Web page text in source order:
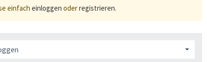
einfach einloggen oderregistrieren.